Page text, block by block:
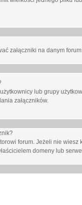
załączniki na danym
lub grupy
załączników.
forum. Jeżeli nie
domeny lub